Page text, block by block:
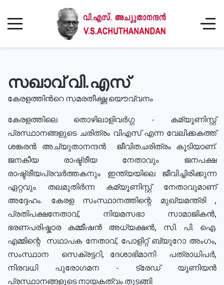
സഖാവ് വി.എസ്
കേരളത്തിൻറെ സമരതീക്ഷ്ണ യൌവ്വനം
കേരളത്തിലെ തൊഴിലാളിവർഗ്ഗ - കമ്യൂണിസ്റ്റ്
പ്രസ്ഥാനങ്ങളുടെ ചരിത്രം വിഎസ് എന്ന വേലിക്കകത്ത്
ശങ്കരൻ അച്യുതാനന്ദൻ ജീവിതചരിത്രം കൂടിയാണ്.
ജനകീയ രാഷ്ട്രീയ നേതാവും ജനപക്ഷ
രാഷ്ട്രീയപ്രവർത്തകനും ഇന്ത്യയിലെ ജീവിച്ചിരിക്കുന്ന
ഏറ്റവും തലമുതിർന്ന കമ്യൂണിസ്റ്റ് നേതാവുമാണ്
അദ്ദേഹം. കേരള സംസ്ഥാനത്തിന്റെ മുഖ്യമന്ത്രി ,
പ്രതിപക്ഷനേതാവ്, നിയമസഭാ സാമാജികൻ,
ഭരണപരിഷ്കാര കമ്മീഷൻ അധ്യക്ഷൻ, സി. പി. ഐ.
എമ്മിന്റെ സഥാപക നേതാവ്, പോളിറ്റ് ബ്യുറോ അംഗം,
സംസ്ഥാന സെക്രട്ടറി, ദേശാഭിമാനി പത്രാധിപർ,
നിരവധി പുരോഗമന - ട്രേഡ് യൂണിയൻ
പ്രസ്ഥാനങ്ങളുടെ നായകത്വം തുടങ്ങി